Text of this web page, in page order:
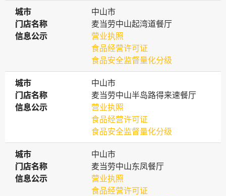
城市
城市
中山市
门店名称
门店名称
麦当劳中山起湾道餐厅
信息公示
信息公示
营业执照
食品经营许可证
食品安全监督量化分级
城市
城市
中山市
门店名称
门店名称
麦当劳中山半岛路得来速餐厅
信息公示
信息公示
营业执照
食品经营许可证
食品安全监督量化分级
城市
城市
中山市
门店名称
门店名称
麦当劳中山东凤餐厅
信息公示
信息公示
营业执照
食品经营许可证